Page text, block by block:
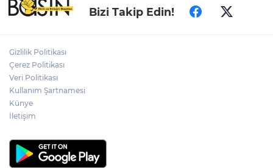
İzmir Bornova’da tarım ve dayanışma
hamlesi
Bizi Takip Edin!
Gizlilik Politikası
Çerez Politikası
Veri Politikası
Kullanım Şartnamesi
Künye
İletişim